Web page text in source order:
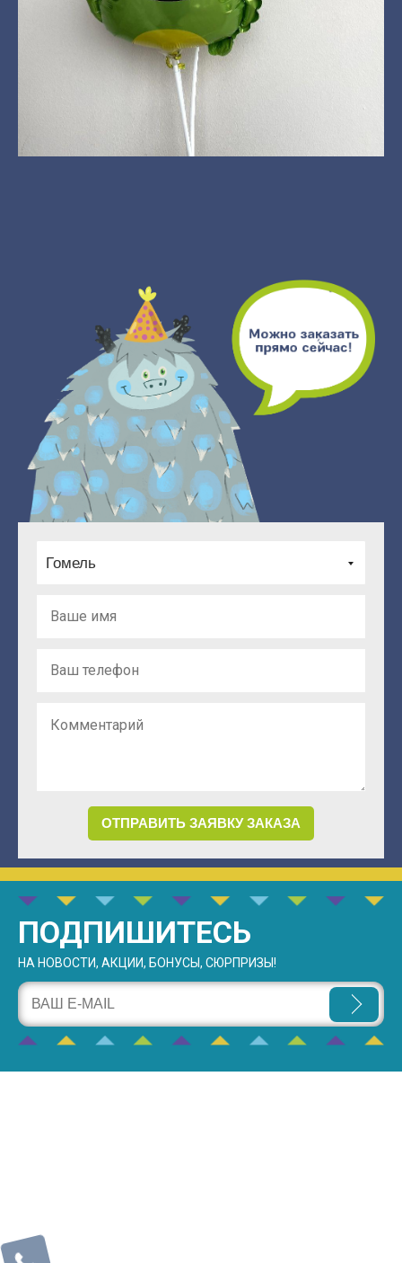
Гомель
ПОДПИШИТЕСЬ
НА НОВОСТИ, АКЦИИ, БОНУСЫ, СЮРПРИЗЫ!